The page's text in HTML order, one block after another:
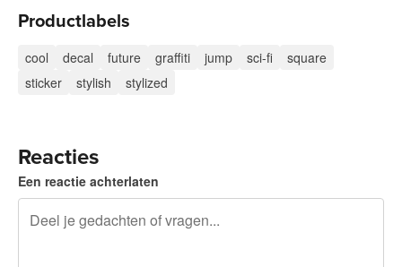
Productlabels
cool decal future graffiti jump sci-fi
square
sticker
stylish stylized
Reacties
Een reactie achterlaten